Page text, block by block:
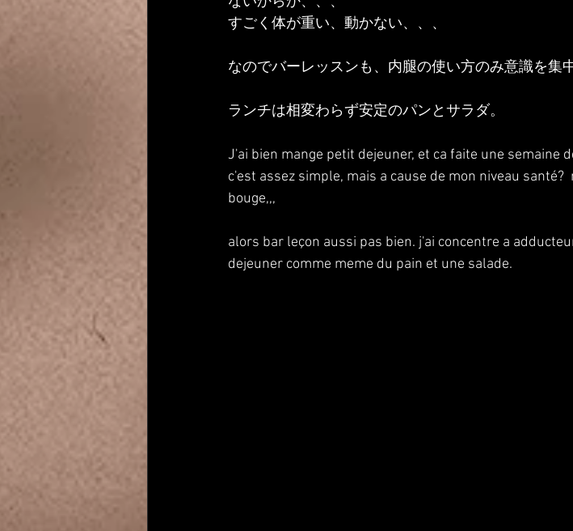
すごく体が重い、動かない、、、
なのでバーレッスンも、内腿の使い方のみ意識を集
ランチは相変わらず安定のパンとサラダ。
J'ai bien mange petit dejeuner, et ca faite une semaine
c'est assez simple, mais a cause de mon niveau
bouge,,,
alors bar leçon aussi pas bien. j'ai concentre a
dejeuner comme meme du pain et une salade.